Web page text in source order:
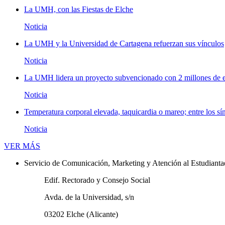
La UMH, con las Fiestas de Elche
Noticia
La UMH y la Universidad de Cartagena refuerzan sus vínculos
Noticia
La UMH lidera un proyecto subvencionado con 2 millones de
Noticia
Temperatura corporal elevada, taquicardia o mareo; entre los
Noticia
VER MÁS
Servicio de Comunicación, Marketing y Atención al
Edif. Rectorado y Consejo Social
Avda. de la Universidad, s/n
03202 Elche (Alicante)